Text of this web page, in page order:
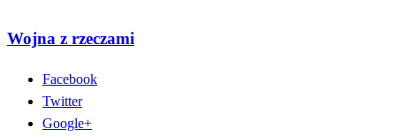
Wojna z rzeczami
Facebook
Twitter
Google+